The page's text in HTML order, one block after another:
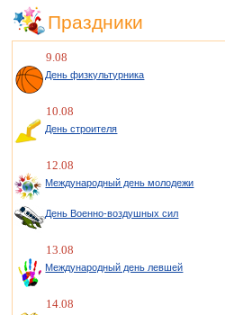
Праздники
9.08
День физкультурника
10.08
День строителя
12.08
Международный день молодежи
День Военно-воздушных сил
13.08
Международный день левшей
14.08